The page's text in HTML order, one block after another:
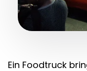
Ein Foodtruck